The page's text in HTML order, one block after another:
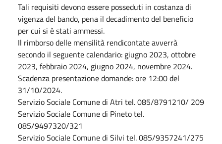
Tali requisiti devono essere posseduti in costanza di
vigenza del bando, pena il decadimento del beneficio
per cui si è stati ammessi.
Il rimborso delle mensilità rendicontate avverrà
secondo il seguente calendario: giugno 2023, ottobre
2023, febbraio 2024, giugno 2024, novembre 2024.
Scadenza presentazione domande: ore 12:00 del
31/10/2024.
Servizio Sociale Comune di Atri tel. 085/8791210/ 209
Servizio Sociale Comune di Pineto tel.
085/9497320/321
Servizio Sociale Comune di Silvi tel. 085/9357241/275